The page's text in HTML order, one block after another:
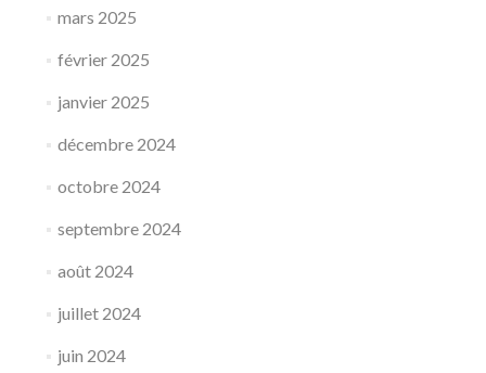
mars 2025
février 2025
janvier 2025
décembre 2024
octobre 2024
septembre 2024
août 2024
juillet 2024
juin 2024